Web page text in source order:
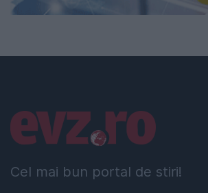
Cel mai bun portal de stiri!
Linkuri utile